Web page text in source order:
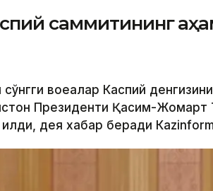
саммитининг
воқеалар Каспий
Президенти Қасим-Жомарт
дея хабар беради